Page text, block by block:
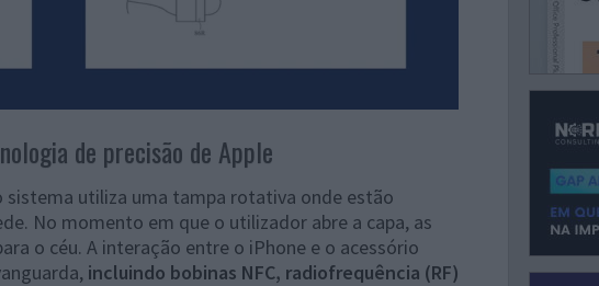
de precisão de Apple
sistema utiliza uma tampa rotativa onde estão
No momento em que o utilizador abre a capa, as
o céu. A interação entre o iPhone e o acessório
incluindo bobinas NFC, radiofrequência (RF)